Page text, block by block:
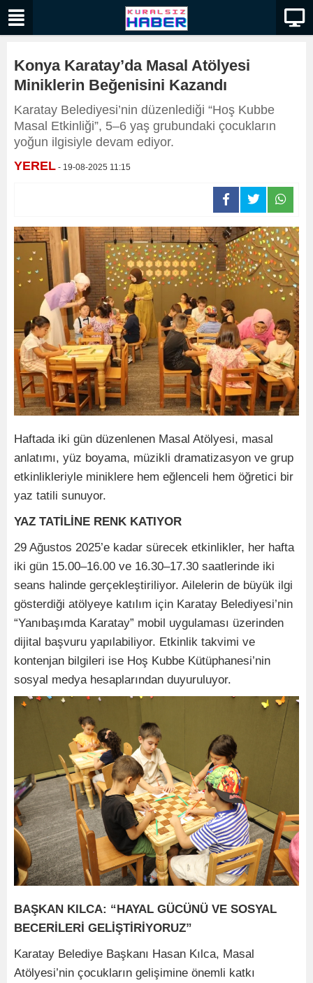
Konya Karatay’da Masal Atölyesi
Miniklerin Beğenisini Kazandı
Karatay Belediyesi’nin düzenlediği “Hoş Kubbe
Masal Etkinliği”, 5–6 yaş grubundaki çocukların
yoğun ilgisiyle devam ediyor.
YEREL - 19-08-2025 11:15
Haftada iki gün düzenlenen Masal Atölyesi, masal
anlatımı, yüz boyama, müzikli dramatizasyon ve grup
etkinlikleriyle miniklere hem eğlenceli hem öğretici bir
yaz tatili sunuyor.
YAZ TATİLİNE RENK KATIYOR
29 Ağustos 2025’e kadar sürecek etkinlikler, her hafta
iki gün 15.00–16.00 ve 16.30–17.30 saatlerinde iki
seans halinde gerçekleştiriliyor. Ailelerin de büyük ilgi
gösterdiği atölyeye katılım için Karatay Belediyesi’nin
“Yanıbaşımda Karatay” mobil uygulaması üzerinden
dijital başvuru yapılabiliyor. Etkinlik takvimi ve
kontenjan bilgileri ise Hoş Kubbe Kütüphanesi’nin
sosyal medya hesaplarından duyuruluyor.
BAŞKAN KILCA: “HAYAL GÜCÜNÜ VE SOSYAL
BECERİLERİ GELİŞTİRİYORUZ”
Karatay Belediye Başkanı Hasan Kılca, Masal
Atölyesi’nin çocukların gelişimine önemli katkı